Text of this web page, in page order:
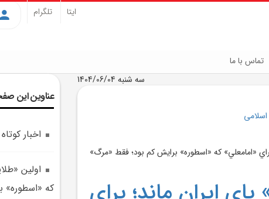
ایتا تلگرام
تماس با ما
سه شنبه 1404/06/04
عناوین این
اخبار
اولين
که «اسطوره»